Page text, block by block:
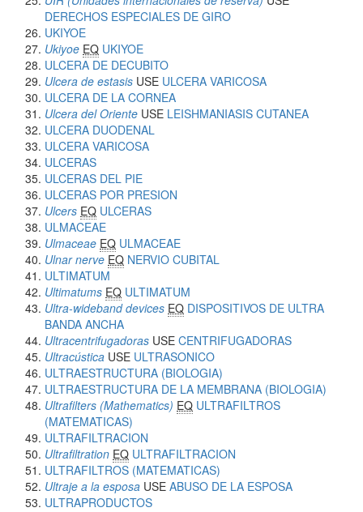
DERECHOS ESPECIALES DE GIRO
UKIYOE
Ukiyoe EQ UKIYOE
ULCERA DE DECUBITO
Ulcera de estasis USE ULCERA VARICOSA
ULCERA DE LA CORNEA
Ulcera del Oriente USE LEISHMANIASIS CUTANEA
ULCERA DUODENAL
ULCERA VARICOSA
ULCERAS
ULCERAS DEL PIE
ULCERAS POR PRESION
Ulcers EQ ULCERAS
ULMACEAE
Ulmaceae EQ ULMACEAE
Ulnar nerve EQ NERVIO CUBITAL
ULTIMATUM
Ultimatums EQ ULTIMATUM
Ultra-wideband devices EQ DISPOSITIVOS DE ULTRA
BANDA ANCHA
Ultracentrifugadoras USE CENTRIFUGADORAS
Ultracústica USE ULTRASONICO
ULTRAESTRUCTURA (BIOLOGIA)
ULTRAESTRUCTURA DE LA MEMBRANA (BIOLOGIA)
Ultrafilters (Mathematics) EQ ULTRAFILTROS
(MATEMATICAS)
ULTRAFILTRACION
Ultrafiltration EQ ULTRAFILTRACION
ULTRAFILTROS (MATEMATICAS)
Ultraje a la esposa USE ABUSO DE LA ESPOSA
ULTRAPRODUCTOS